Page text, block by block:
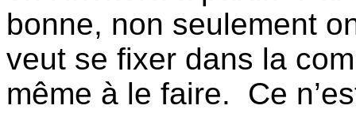
bonne, non seulement
veut se fixer dans la
même à le faire.
Ce